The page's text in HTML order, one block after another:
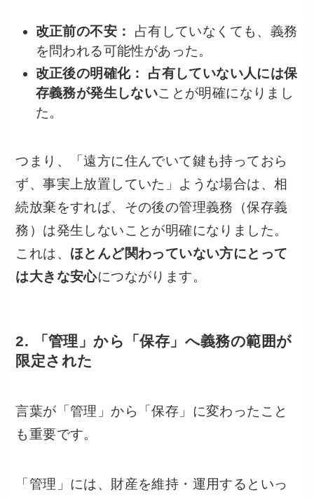
改正前の不安：
占有していなくても、義務
を問われる可能性があった。
改正後の明確化：
占有していない人には保
存義務が発生しないことが明確になりまし
た。
つまり、「遠方に住んでいて鍵も持っておら
ず、事実上放置していた」ような場合は、相
続放棄をすれば、その後の管理義務（保存義
務）は発生しないことが明確になりました。
これは、 ほとんど関わっていない方にとって
は大きな安心につながります。
2. 「管理」から「保存」へ義務の範囲が
限定された
言葉が「管理」から「保存」に変わったこと
も重要です。
「管理」には、財産を維持・運用するといっ